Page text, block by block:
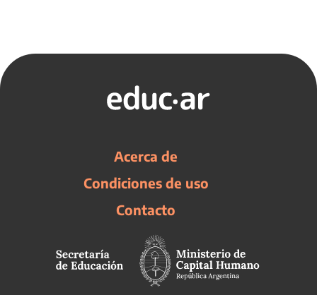
Acerca de
Condiciones de uso
Contacto